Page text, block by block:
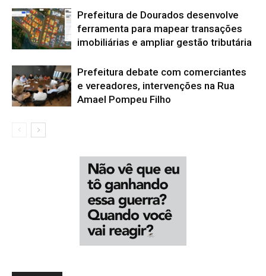
Prefeitura de Dourados desenvolve
ferramenta para mapear transações
imobiliárias e ampliar gestão tributária
Prefeitura debate com comerciantes
e vereadores, intervenções na Rua
Amael Pompeu Filho